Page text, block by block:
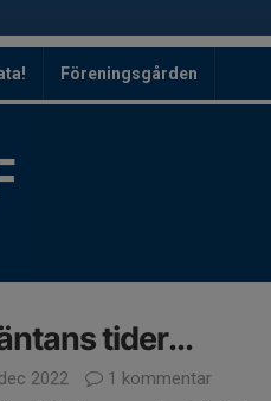
Föreningsgården
tider...
2022
1 kommentar